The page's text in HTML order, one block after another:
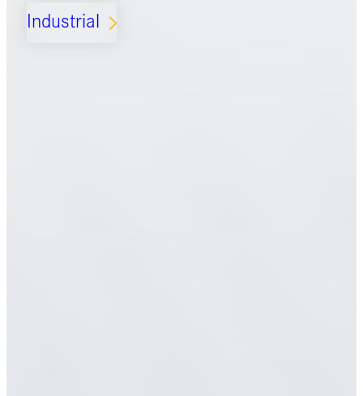
Industrial ARROW_FORWARD_IOS